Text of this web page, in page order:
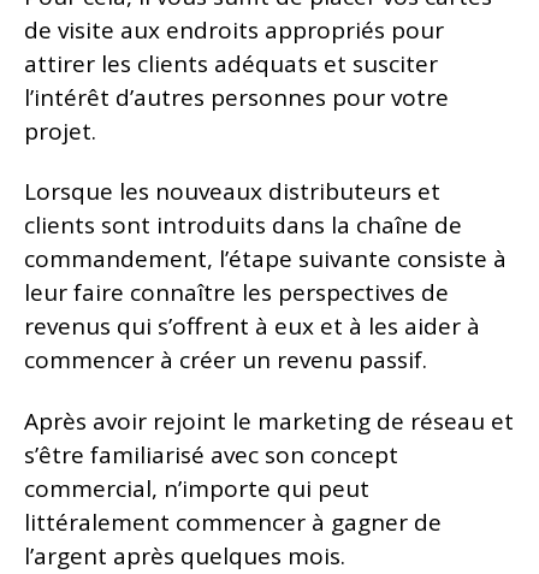
de visite aux endroits appropriés pour
attirer les clients adéquats et susciter
l’intérêt d’autres personnes pour votre
projet.
Lorsque les nouveaux distributeurs et
clients sont introduits dans la chaîne de
commandement, l’étape suivante consiste à
leur faire connaître les perspectives de
revenus qui s’offrent à eux et à les aider à
commencer à créer un revenu passif.
Après avoir rejoint le marketing de réseau et
s’être familiarisé avec son concept
commercial, n’importe qui peut
littéralement commencer à gagner de
l’argent après quelques mois.